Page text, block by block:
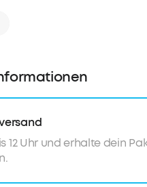
um sicherzustellen, dass
von der Intensität des
× 17mm dynamische
In Kombination mit
du kristallklaren
Mesh und einer
bieten die
IPX4-
12 Uhr und erhalte dein